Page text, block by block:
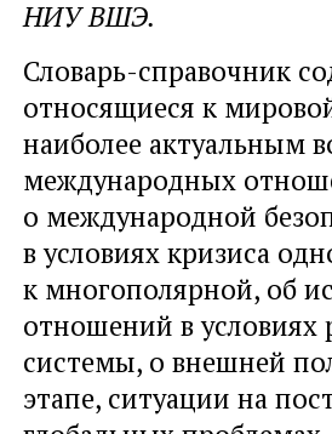
НИУ ВШЭ.
Словарь-справочник
относящиеся к
наиболее актуальным
международных
о международной
в условиях кризиса
к многополярной, об
отношений в условиях
системы, о внешней
этапе, ситуации на